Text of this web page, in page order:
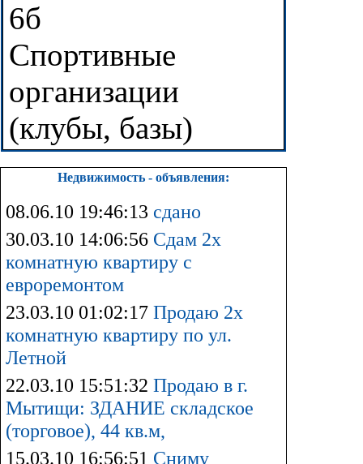
6б
Спортивные
организации
(клубы, базы)
Недвижимость - объявления:
08.06.10 19:46:13 сдано
30.03.10 14:06:56 Сдам 2х
комнатную квартиру с
евроремонтом
23.03.10 01:02:17 Продаю 2х
комнатную квартиру по ул.
Летной
22.03.10 15:51:32 Продаю в г.
Мытищи: ЗДАНИЕ складское
(торговое), 44 кв.м,
15.03.10 16:56:51 Сниму